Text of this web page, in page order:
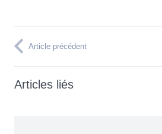
Article précédent
Articles liés